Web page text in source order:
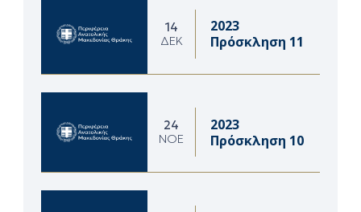
14
ΔΕΚ
2023
Πρόσκληση 11
24
ΝΟΈ
2023
Πρόσκληση 10